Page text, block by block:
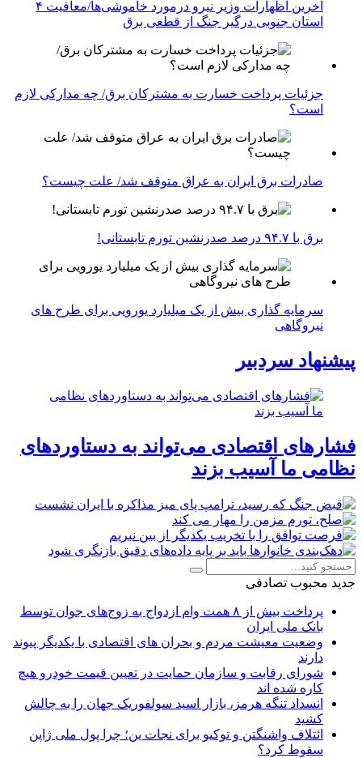
آخرین اظهارات وزیر نیرو درمورد خاموشی‌ها/معافیت ۴
استان جنوبی درگیر جنگ از قطعی برق
جزئیات پرداخت خسارت به مشترکان برق/ چه مدارکی لازم
است؟
صادرات برق ایران به عراق متوقف شد/ علت چیست؟
برق با ۹۴.۷ درصد صدرنشین تورم تابستانی!
سرمایه گذاری بیش از یک میلیارد یورویی برای طرح های
نیروگاهی
پیشنهاد سردبیر
فشارهای اقتصادی می‌تواند به دستاوردهای
نظامی ما آسیب بزند
جدید محبوب تصادفی
پرداخت بیش از ۸ همت وام ازدواج به زوج‌های جوان توسط
بانک ملی ایران
وضعیت معیشت مردم و بحران های اقتصادی با یکدیگر پیوند
دارند
شورای رقابت و سازمان حمایت در تعیین قیمت خودرو هیچ
کاره شده اند
انسداد تنگه هرمز، بازار اسید سولفوریک جهان را به چالش
کشید
ائتلاف واشنگتن و توکیو برای نجات ین؛ چرا پول ملی ژاپن
سقوط کرد؟